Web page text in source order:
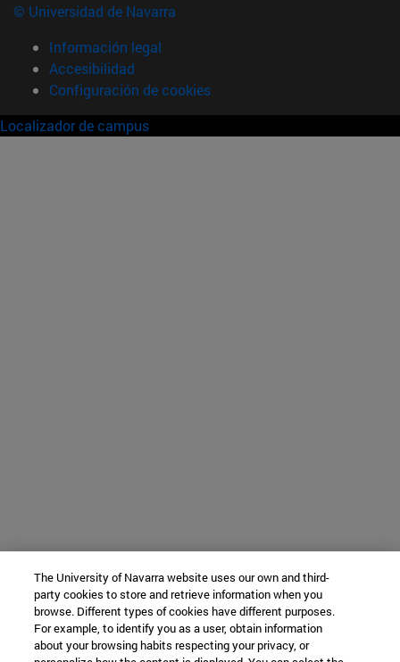
© Universidad de Navarra
Información legal
Accesibilidad
Configuración de cookies
Localizador de campus
The University of Navarra website uses our own and third-
party cookies to store and retrieve information when you
browse. Different types of cookies have different purposes.
For example, to identify you as a user, obtain information
about your browsing habits respecting your privacy, or